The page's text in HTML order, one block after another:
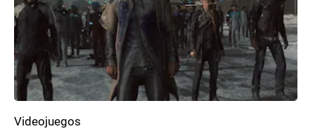
Videojuegos